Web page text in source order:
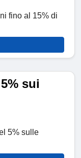
fino al 15% di
sui
5% sulle